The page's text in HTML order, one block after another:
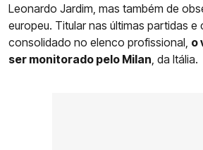
Leonardo Jardim, mas também de
europeu. Titular nas últimas partidas e
consolidado no elenco profissional, o
ser monitorado pelo Milan , da Itália.